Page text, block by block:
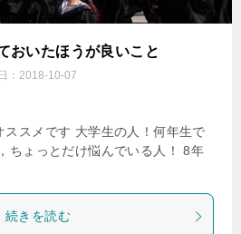
おいたほうが良いこと
： 2018-10-07
ススメです 大学生の人！何年生で
ちょっとだけ悩んでいる人！ 8年
続きを読む